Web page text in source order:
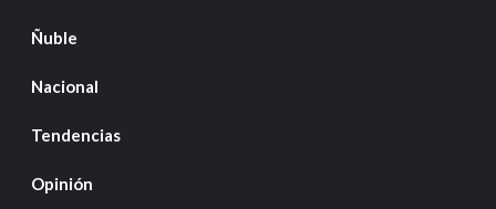
Ñuble
Nacional
Tendencias
Opinión